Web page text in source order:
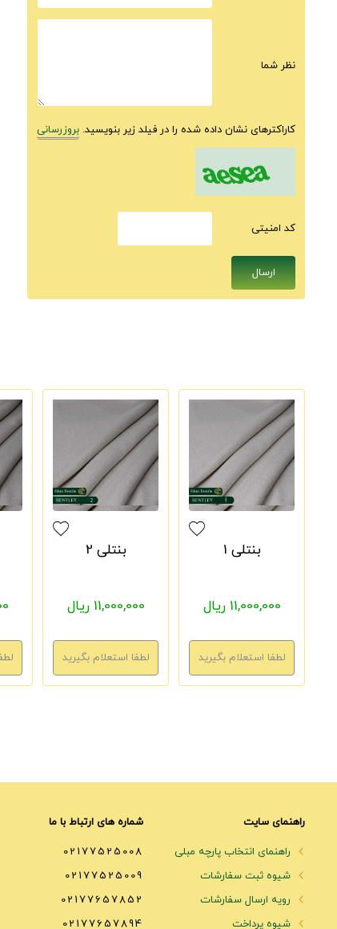
نظر شما
کاراکترهای نشان داده شده را در فیلد زیر بنویسید. بروزرسانی
كد امنيتى
بنتلی 1
11,000,000 ریال
بنتلی 2
11,000,000 ریال
راهنمای سایت
راهنمای انتخاب پارچه مبلی
شیوه ثبت سفارشات
رویه ارسال سفارشات
شیوه پرداخت
شماره های ارتباط با ما
02177525008
02177525009
02177657852
02177657894